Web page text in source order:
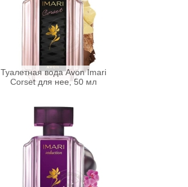
Туалетная вода Avon Imari
Corset для нее, 50 мл